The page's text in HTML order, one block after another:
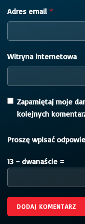
Adres email *
Witryna internetowa
Zapamiętaj moje
kolejnych
Proszę wpisać
13 − dwanaście =